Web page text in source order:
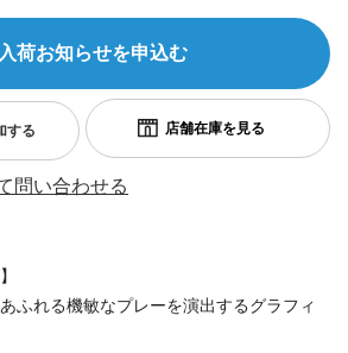
する
入荷お知らせを申込む
問い合わせる
ふれる機敏なプレーを演出するグラフィ